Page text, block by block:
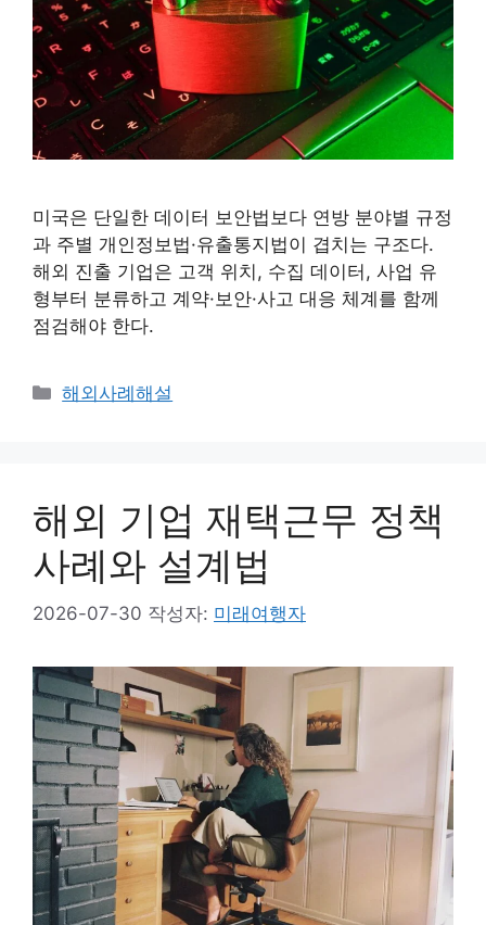
미국은 단일한 데이터 보안법보다 연방 분야별 규정
과 주별 개인정보법·유출통지법이 겹치는 구조다.
해외 진출 기업은 고객 위치, 수집 데이터, 사업 유
형부터 분류하고 계약·보안·사고 대응 체계를 함께
점검해야 한다.
카
해외사례해설
해외 기업 재택근무 정책
사례와 설계법
2026-07-30 작성자: 미래여행자